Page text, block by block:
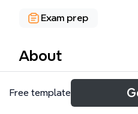
Exam prep
About
O template 'QUE' é um
que explora os oito usos
Free template